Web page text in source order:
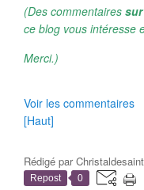
(Des commentaires
ce blog vous intéresse
Merci.)
Voir les commentaires
[Haut]
Rédigé par
Repost 0